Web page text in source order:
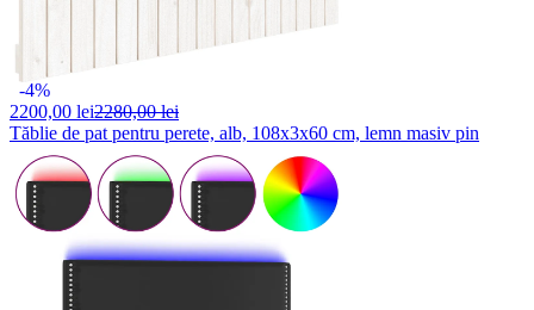
-4%
2200,00 lei2280,00 lei
Tăblie de pat pentru perete, alb, 108x3x60 cm, lemn masiv pin